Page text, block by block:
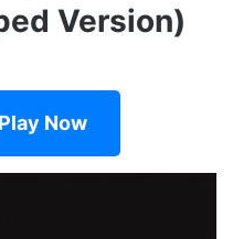
Version)
Now